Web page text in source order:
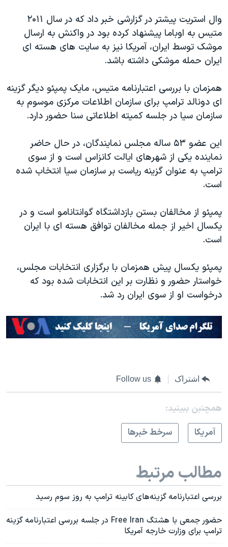
وال استریت پیشتر در گزارشی خبر داد که در سال ۲۰۱۱
متیس به اوباما پیشنهاد کرده بود در واکنش به ارسال
موشک توسط ایران، آمریکا نیز به سایت های هسته ای
ایران حمله موشکی داشته باشد.
همزمان با بررسی اعتبارنامه متیس، مایک پمپئو دیگر گزینه
ای دونالد ترامپ برای سازمان اطلاعات مرکزی موسوم به
سازمان سیا در جلسه کمیته اطلاعاتی سنا حضور دارد.
این عضو ۵۳ ساله مجلس نمایندگان، در حال حاضر
نماینده یکی از شهرهای ایالت کانزاس است و از سوی
ترامپ به عنوان گزینه ریاست بر سازمان سیا انتخاب شده
است.
پمپئو از مخالفان بستن بازداشتگاه گوانتانامو است و در
یکسال اخیر از جمله مخالفان توافق هسته ای با ایران
است.
پمپئو یکسال پیش همزمان با برگزاری انتخابات مجلس،
خواستار حضور و نظارت بر این انتخابات شده بود که
درخواست او از سوی ایران رد شد.
اشتراک Follow us
همچنبن ببینید:
آمريکا
سرخط خبرها
مطالب مرتبط
بررسی اعتبارنامه گزینه‌های کابینه ترامپ به روز سوم رسید
حضور جمعی با هشتگ Free Iran در جلسه بررسی اعتبارنامه گزینه
ترامپ برای وزارت خارجه آمریکا